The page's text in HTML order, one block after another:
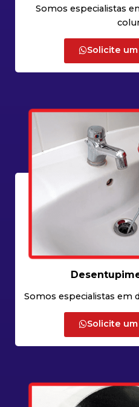
Somos especialistas
Solicite
Somos especialistas em
Solicite